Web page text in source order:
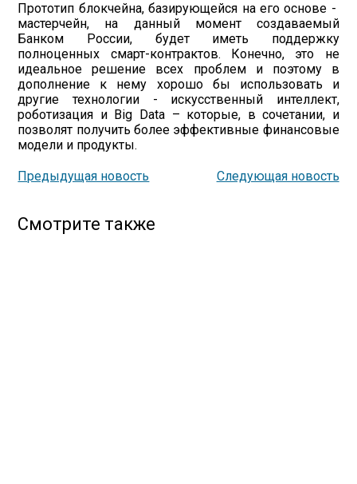
Прототип блокчейна, базирующейся на его основе -
мастерчейн, на данный момент создаваемый
Банком России, будет иметь поддержку
полноценных смарт-контрактов. Конечно, это не
идеальное решение всех проблем и поэтому в
дополнение к нему хорошо бы использовать и
другие технологии - искусственный интеллект,
роботизация и Big Data – которые, в сочетании, и
позволят получить более эффективные финансовые
модели и продукты.
Предыдущая новость Следующая новость
Смотрите также